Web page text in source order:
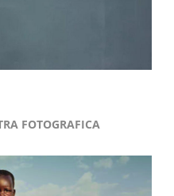
FOTOGRAFICA